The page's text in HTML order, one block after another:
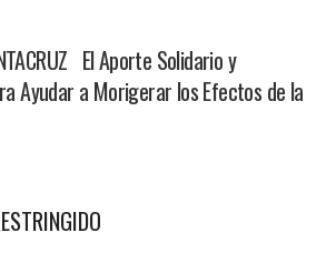
El Aporte Solidario y
Ayudar a Morigerar los Efectos de la